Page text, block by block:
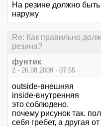
На резине должно быть
наружу
Re: Как правильно
резина?
фунтик
2 - 26.08.2009 - 07:55
outside-внешняя
inside-внутренняя
это соблюдено.
почему рисунок так.
себя гребет, а другая